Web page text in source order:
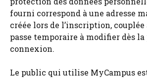
fourni correspond à une adresse
créée lors de l’inscription, couplée
passe temporaire à modifier dès
connexion.
Le public qui utilise MyCampus